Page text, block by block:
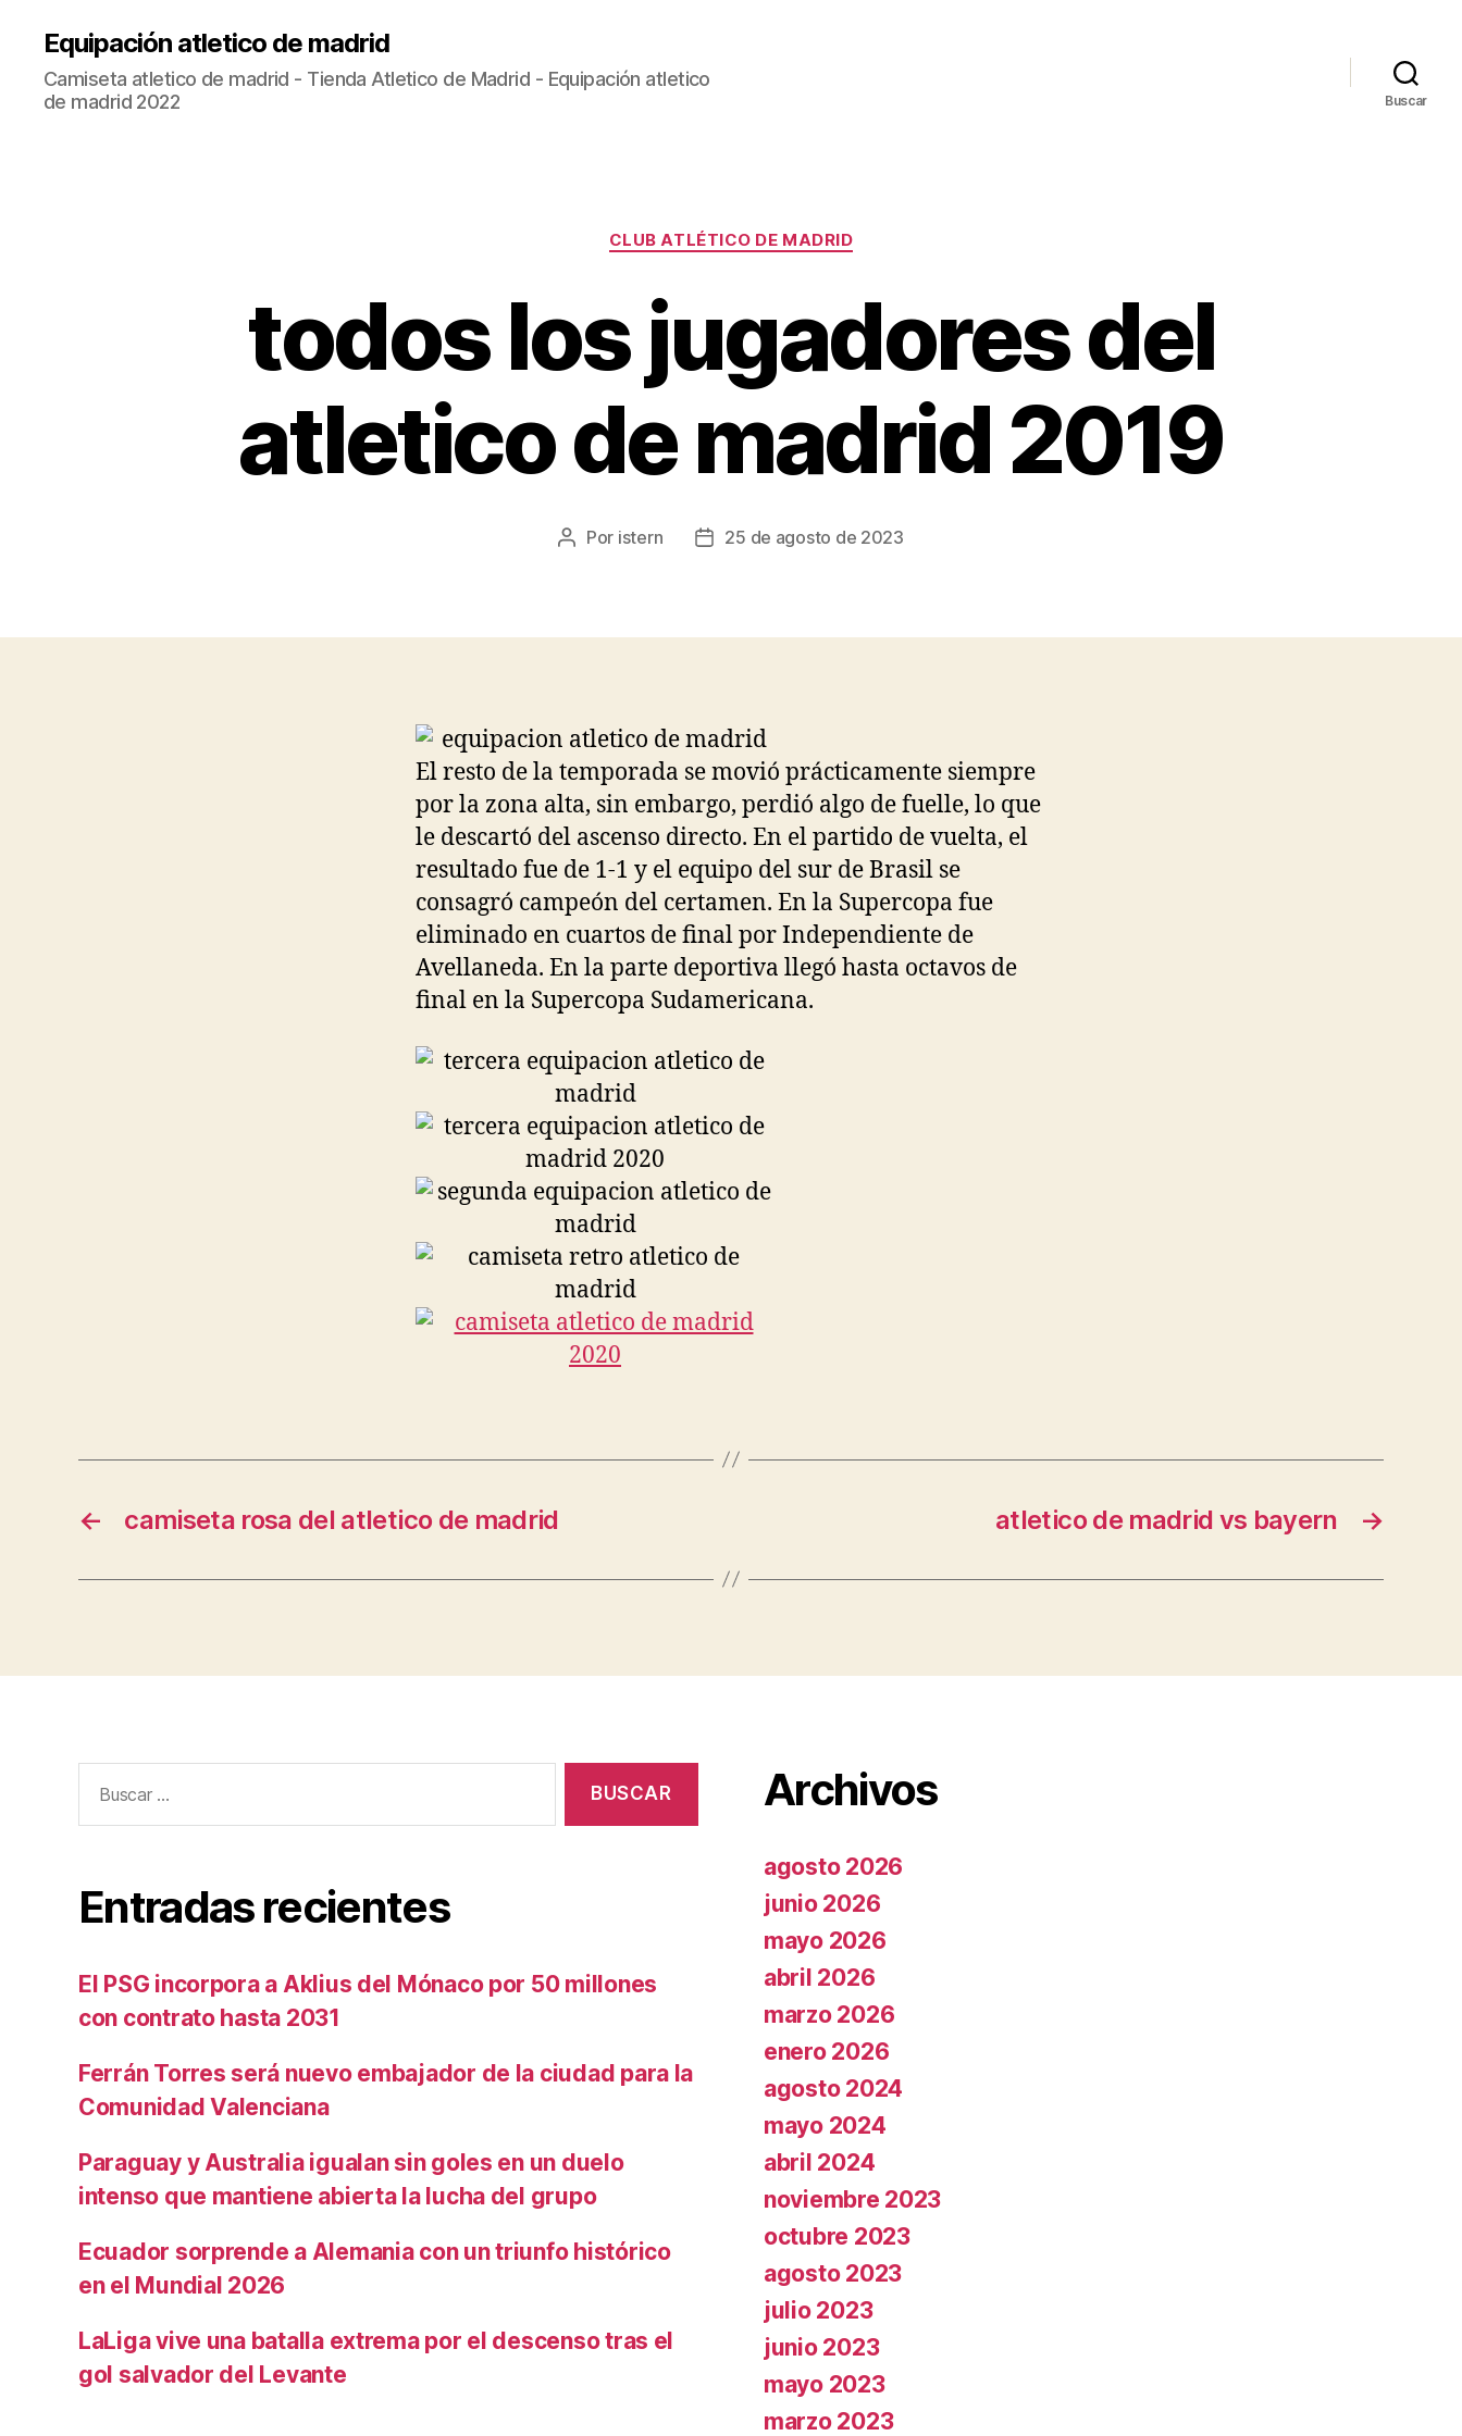
Equipación atletico de madrid
Camiseta atletico de madrid - Tienda Atletico de Madrid - Equipación atletico
de madrid 2022
Buscar
Categorías
CLUB ATLÉTICO DE MADRID
todos los jugadores del
atletico de madrid 2019
Autor
Por istern
Fecha25 de agosto de 2023
El resto de la temporada se movió prácticamente siempre
por la zona alta, sin embargo, perdió algo de fuelle, lo que
le descartó del ascenso directo. En el partido de vuelta, el
resultado fue de 1-1 y el equipo del sur de Brasil se
consagró campeón del certamen. En la Supercopa fue
eliminado en cuartos de final por Independiente de
Avellaneda. En la parte deportiva llegó hasta octavos de
final en la Supercopa Sudamericana.
← camiseta rosa del atletico de madrid →
atletico de madrid vs bayern
Entradas recientes
El PSG incorpora a Aklius del Mónaco por 50 millones
con contrato hasta 2031
Ferrán Torres será nuevo embajador de la ciudad para la
Comunidad Valenciana
Paraguay y Australia igualan sin goles en un duelo
intenso que mantiene abierta la lucha del grupo
Ecuador sorprende a Alemania con un triunfo histórico
en el Mundial 2026
LaLiga vive una batalla extrema por el descenso tras el
gol salvador del Levante
Archivos
agosto 2026
junio 2026
mayo 2026
abril 2026
marzo 2026
enero 2026
agosto 2024
mayo 2024
abril 2024
noviembre 2023
octubre 2023
agosto 2023
julio 2023
junio 2023
mayo 2023
marzo 2023